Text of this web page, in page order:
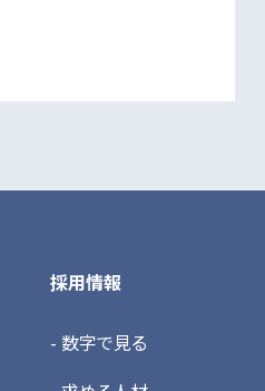
採用情報
- 数字で見る